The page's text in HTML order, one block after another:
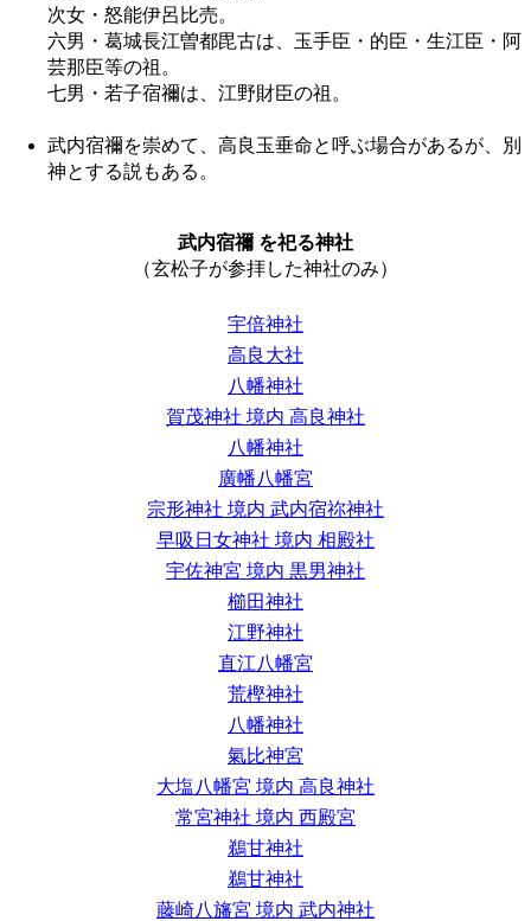
次女・怒能伊呂比売。
六男・葛城長江曽都毘古は、玉手臣・的臣・生江臣・阿
芸那臣等の祖。
七男・若子宿禰は、江野財臣の祖。
武内宿禰を崇めて、高良玉垂命と呼ぶ場合があるが、別
神とする説もある。
武内宿禰 を祀る神社
（玄松子が参拝した神社のみ）
宇倍神社
高良大社
八幡神社
賀茂神社 境内 高良神社
八幡神社
廣幡八幡宮
宗形神社 境内 武内宿祢神社
早吸日女神社 境内 相殿社
宇佐神宮 境内 黒男神社
櫛田神社
江野神社
直江八幡宮
荒樫神社
八幡神社
氣比神宮
大塩八幡宮 境内 高良神社
常宮神社 境内 西殿宮
鵜甘神社
鵜甘神社
藤崎八旛宮 境内 武内神社